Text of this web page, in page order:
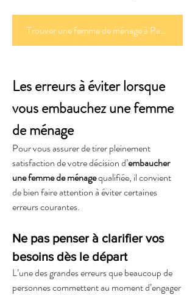
Trouver une femme de ménage à Paris
Les erreurs à éviter lorsque
vous embauchez une femme
de ménage
Pour vous assurer de tirer pleinement
satisfaction de votre décision d’embaucher
une femme de ménage qualifiée, il convient
de bien faire attention à éviter certaines
erreurs courantes.
Ne pas penser à clarifier vos
besoins dès le départ
L’une des grandes erreurs que beaucoup de
personnes commettent au moment d’engager